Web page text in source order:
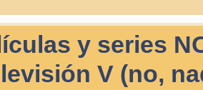
y series
V (no,